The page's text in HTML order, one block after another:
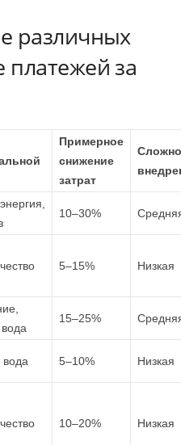
различных
за
Примерное
снижение
затрат
10–30%
5–15% Низкая
15–25%
вода 5–10% Низкая
10–20% Низкая